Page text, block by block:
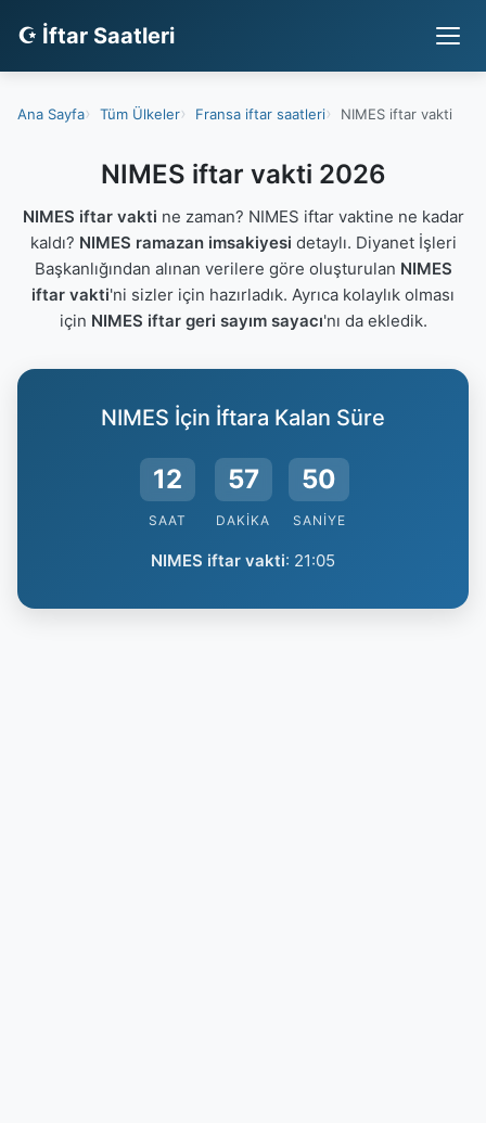
☪ İftar Saatleri
Ana Sayfa Tüm Ülkeler Fransa iftar saatleri NIMES iftar vakti
NIMES iftar vakti 2026
NIMES iftar vakti ne zaman? NIMES iftar vaktine ne kadar
kaldı? NIMES ramazan imsakiyesi detaylı. Diyanet İşleri
Başkanlığından alınan verilere göre oluşturulan NIMES
iftar vakti'ni sizler için hazırladık. Ayrıca kolaylık olması
için NIMES iftar geri sayım sayacı'nı da ekledik.
NIMES İçin İftara Kalan Süre
12
SAAT
57
DAKIKA
50
SANIYE
NIMES iftar vakti: 21:05